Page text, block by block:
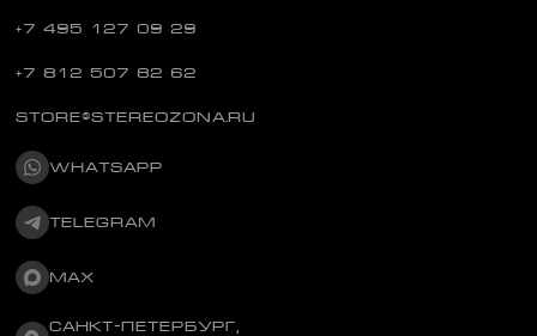
+7 495 127 09 29
+7 812 507 82 62
STORE@STEREOZONA.RU
WHATSAPP
TELEGRAM
MAX
САНКТ-ПЕТЕРБУРГ,